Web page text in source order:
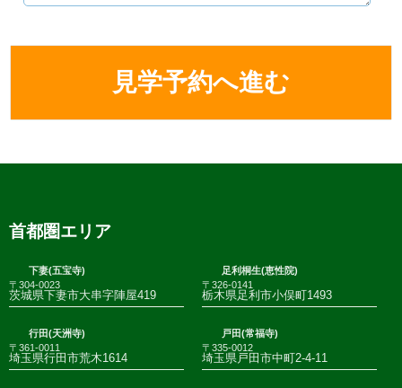
首都圏エリア
下妻(五宝寺)
〒304-0023
茨城県下妻市大串字陣屋419
足利桐生(恵性院)
〒326-0141
栃木県足利市小俣町1493
行田(天洲寺)
〒361-0011
埼玉県行田市荒木1614
戸田(常福寺)
〒335-0012
埼玉県戸田市中町2-4-11